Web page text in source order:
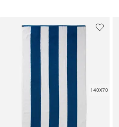
140X70